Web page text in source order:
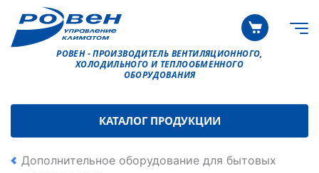
РОВЕН - ПРОИЗВОДИТЕЛЬ ВЕНТИЛЯЦИОННОГО,
ХОЛОДИЛЬНОГО И ТЕПЛООБМЕННОГО
ОБОРУДОВАНИЯ
КАТАЛОГ ПРОДУКЦИИ
Дополнительное оборудование для бытовых